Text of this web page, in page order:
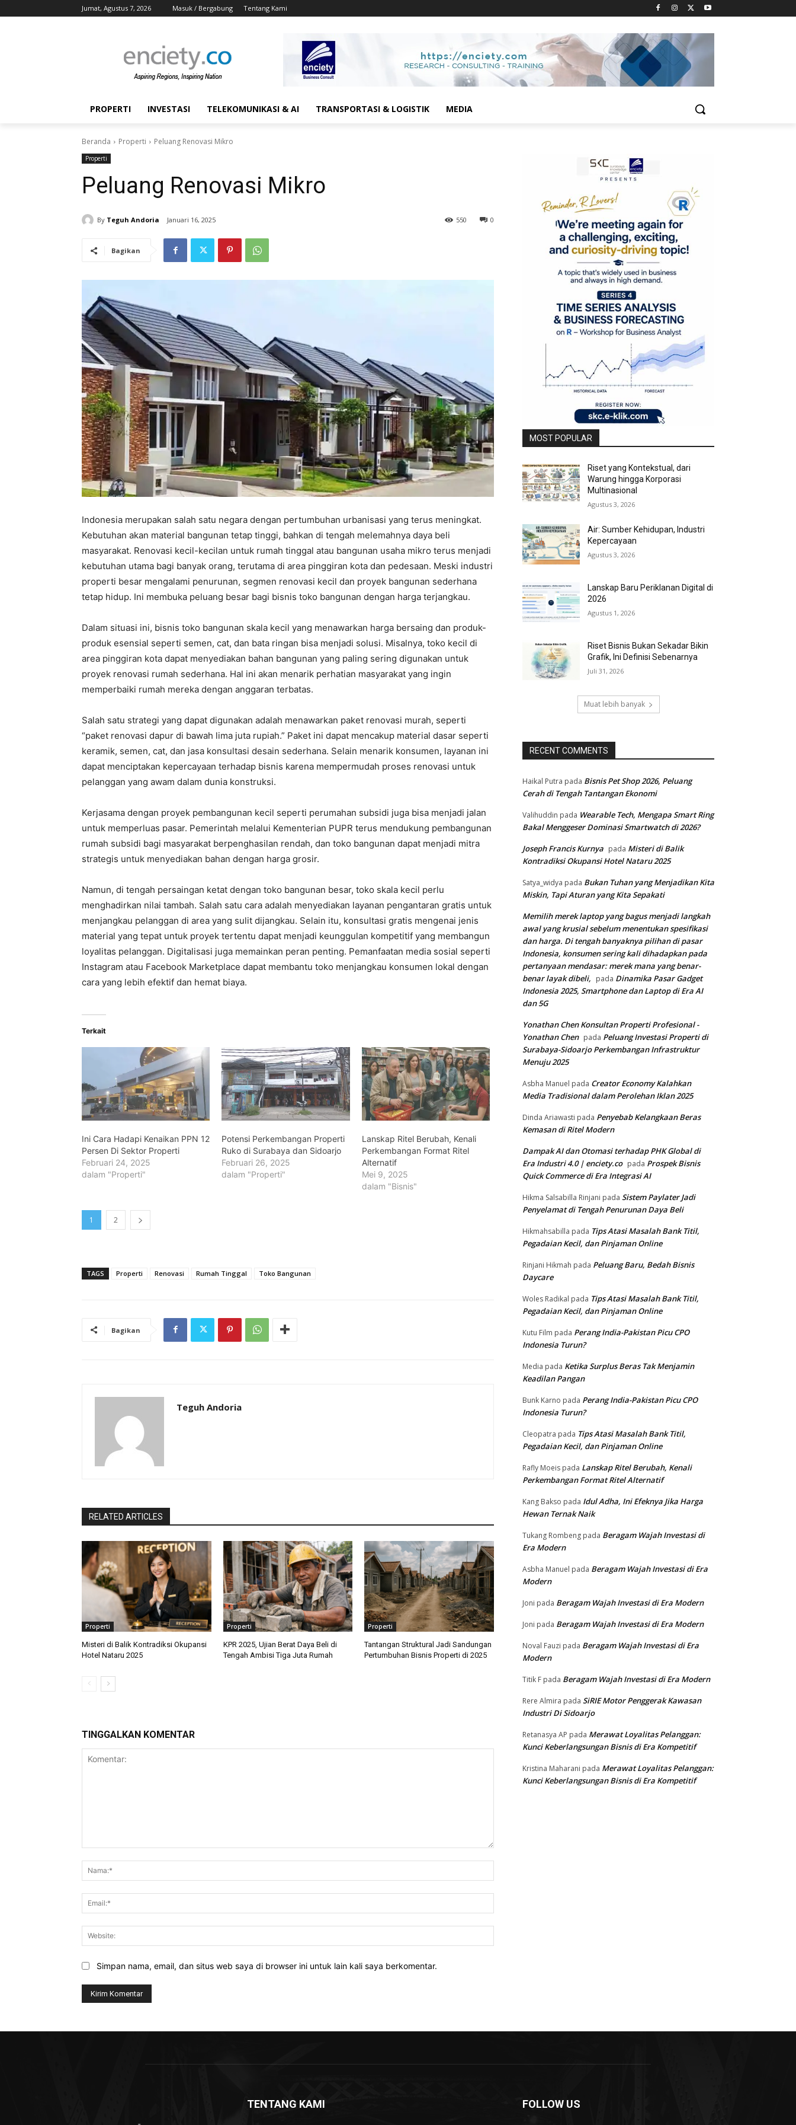
Jumat, Agustus 7, 2026 Masuk / Bergabung Tentang Kami
PROPERTI INVESTASI TELEKOMUNIKASI & AI TRANSPORTASI & LOGISTIK MEDIA
Beranda Properti Peluang Renovasi Mikro
Properti
Peluang Renovasi Mikro
By Teguh Andoria Januari 16, 2025 0
550
Bagikan
Indonesia merupakan salah satu negara dengan pertumbuhan urbanisasi yang terus meningkat.
Kebutuhan akan material bangunan tetap tinggi, bahkan di tengah melemahnya daya beli
masyarakat. Renovasi kecil-kecilan untuk rumah tinggal atau bangunan usaha mikro terus menjadi
kebutuhan utama bagi banyak orang, terutama di area pinggiran kota dan pedesaan. Meski industri
properti besar mengalami penurunan, segmen renovasi kecil dan proyek bangunan sederhana
tetap hidup. Ini membuka peluang besar bagi bisnis toko bangunan dengan harga terjangkau.
Dalam situasi ini, bisnis toko bangunan skala kecil yang menawarkan harga bersaing dan produk-
produk esensial seperti semen, cat, dan bata ringan bisa menjadi solusi. Misalnya, toko kecil di
area pinggiran kota dapat menyediakan bahan bangunan yang paling sering digunakan untuk
proyek renovasi rumah sederhana. Hal ini akan menarik perhatian masyarakat yang ingin
memperbaiki rumah mereka dengan anggaran terbatas.
Salah satu strategi yang dapat digunakan adalah menawarkan paket renovasi murah, seperti
“paket renovasi dapur di bawah lima juta rupiah.” Paket ini dapat mencakup material dasar seperti
keramik, semen, cat, dan jasa konsultasi desain sederhana. Selain menarik konsumen, layanan ini
dapat menciptakan kepercayaan terhadap bisnis karena mempermudah proses renovasi untuk
pelanggan yang awam dalam dunia konstruksi.
Kerjasama dengan proyek pembangunan kecil seperti perumahan subsidi juga bisa menjadi jalan
untuk memperluas pasar. Pemerintah melalui Kementerian PUPR terus mendukung pembangunan
rumah subsidi bagi masyarakat berpenghasilan rendah, dan toko bangunan dapat menjadi mitra
strategis untuk menyediakan bahan dengan harga grosir.
Namun, di tengah persaingan ketat dengan toko bangunan besar, toko skala kecil perlu
menghadirkan nilai tambah. Salah satu cara adalah menyediakan layanan pengantaran gratis untuk
menjangkau pelanggan di area yang sulit dijangkau. Selain itu, konsultasi gratis mengenai jenis
material yang tepat untuk proyek tertentu dapat menjadi keunggulan kompetitif yang membangun
loyalitas pelanggan. Digitalisasi juga memainkan peran penting. Pemanfaatan media sosial seperti
Instagram atau Facebook Marketplace dapat membantu toko menjangkau konsumen lokal dengan
cara yang lebih efektif dan hemat biaya.
Terkait
Ini Cara Hadapi Kenaikan PPN 12
Persen Di Sektor Properti
Februari 24, 2025
dalam "Properti"
Potensi Perkembangan Properti
Ruko di Surabaya dan Sidoarjo
Februari 26, 2025
dalam "Properti"
Lanskap Ritel Berubah, Kenali
Perkembangan Format Ritel
Alternatif
Mei 9, 2025
dalam "Bisnis"
1 2
TAGS Properti Renovasi Rumah Tinggal Toko Bangunan
Bagikan
Teguh Andoria
RELATED ARTICLES
Properti
Misteri di Balik Kontradiksi Okupansi
Hotel Nataru 2025
Properti
KPR 2025, Ujian Berat Daya Beli di
Tengah Ambisi Tiga Juta Rumah
Properti
Tantangan Struktural Jadi Sandungan
Pertumbuhan Bisnis Properti di 2025
TINGGALKAN KOMENTAR
Simpan nama, email, dan situs web saya di browser ini untuk lain kali saya berkomentar.
MOST POPULAR
Riset yang Kontekstual, dari
Warung hingga Korporasi
Multinasional
Agustus 3, 2026
Air: Sumber Kehidupan, Industri
Kepercayaan
Agustus 3, 2026
Lanskap Baru Periklanan Digital di
2026
Agustus 1, 2026
Riset Bisnis Bukan Sekadar Bikin
Grafik, Ini Definisi Sebenarnya
Juli 31, 2026
Muat lebih banyak
RECENT COMMENTS
Haikal Putra pada Bisnis Pet Shop 2026, Peluang
Cerah di Tengah Tantangan Ekonomi
Valihuddin pada Wearable Tech, Mengapa Smart Ring
Bakal Menggeser Dominasi Smartwatch di 2026?
Joseph Francis Kurnya pada Misteri di Balik
Kontradiksi Okupansi Hotel Nataru 2025
Satya_widya pada Bukan Tuhan yang Menjadikan Kita
Miskin, Tapi Aturan yang Kita Sepakati
Memilih merek laptop yang bagus menjadi langkah
awal yang krusial sebelum menentukan spesifikasi
dan harga. Di tengah banyaknya pilihan di pasar
Indonesia, konsumen sering kali dihadapkan pada
pertanyaan mendasar: merek mana yang benar-
benar layak dibeli, pada Dinamika Pasar Gadget
Indonesia 2025, Smartphone dan Laptop di Era AI
dan 5G
Yonathan Chen Konsultan Properti Profesional -
Yonathan Chen pada Peluang Investasi Properti di
Surabaya-Sidoarjo Perkembangan Infrastruktur
Menuju 2025
Asbha Manuel pada Creator Economy Kalahkan
Media Tradisional dalam Perolehan Iklan 2025
Dinda Ariawasti pada Penyebab Kelangkaan Beras
Kemasan di Ritel Modern
Dampak AI dan Otomasi terhadap PHK Global di
Era Industri 4.0 | enciety.co pada Prospek Bisnis
Quick Commerce di Era Integrasi AI
Hikma Salsabilla Rinjani pada Sistem Paylater Jadi
Penyelamat di Tengah Penurunan Daya Beli
Hikmahsabilla pada Tips Atasi Masalah Bank Titil,
Pegadaian Kecil, dan Pinjaman Online
Rinjani Hikmah pada Peluang Baru, Bedah Bisnis
Daycare
Woles Radikal pada Tips Atasi Masalah Bank Titil,
Pegadaian Kecil, dan Pinjaman Online
Kutu Film pada Perang India-Pakistan Picu CPO
Indonesia Turun?
Media pada Ketika Surplus Beras Tak Menjamin
Keadilan Pangan
Bunk Karno pada Perang India-Pakistan Picu CPO
Indonesia Turun?
Cleopatra pada Tips Atasi Masalah Bank Titil,
Pegadaian Kecil, dan Pinjaman Online
Rafly Moeis pada Lanskap Ritel Berubah, Kenali
Perkembangan Format Ritel Alternatif
Kang Bakso pada Idul Adha, Ini Efeknya Jika Harga
Hewan Ternak Naik
Tukang Rombeng pada Beragam Wajah Investasi di
Era Modern
Asbha Manuel pada Beragam Wajah Investasi di Era
Modern
Joni pada Beragam Wajah Investasi di Era Modern
Joni pada Beragam Wajah Investasi di Era Modern
Noval Fauzi pada Beragam Wajah Investasi di Era
Modern
Titik F pada Beragam Wajah Investasi di Era Modern
Rere Almira pada SiRIE Motor Penggerak Kawasan
Industri Di Sidoarjo
Retanasya AP pada Merawat Loyalitas Pelanggan:
Kunci Keberlangsungan Bisnis di Era Kompetitif
Kristina Maharani pada Merawat Loyalitas Pelanggan:
Kunci Keberlangsungan Bisnis di Era Kompetitif
TENTANG KAMI FOLLOW US